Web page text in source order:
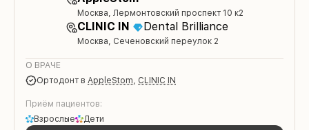
Москва, Лермонтовский проспект 10 к2
CLINIC IN Dental Brilliance
Москва, Сеченовский переулок 2
О ВРАЧЕ
Ортодонт в AppleStom, CLINIC IN
Приём пациентов:
Взрослые
Дети